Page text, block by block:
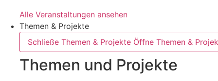
Alle Veranstaltungen ansehen
Themen & Projekte
Schließe Themen & Projekte Öffne Themen &
Themen und Projekte